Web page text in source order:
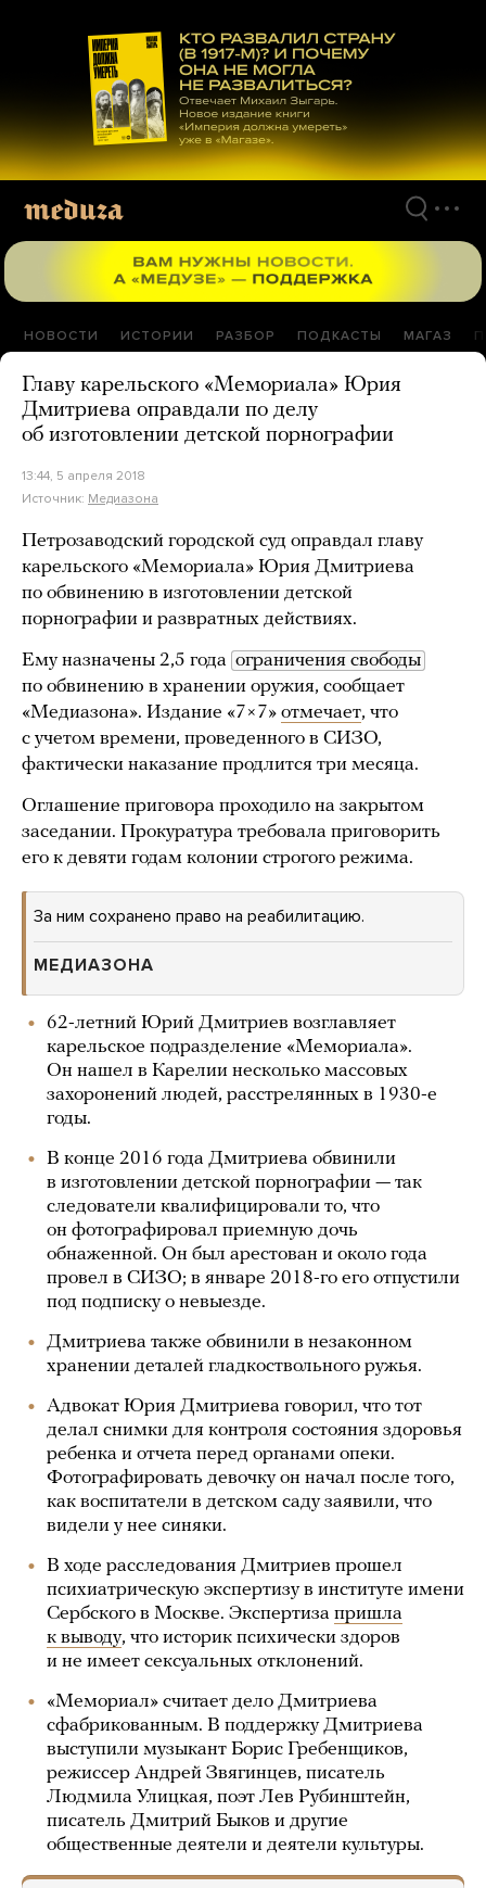
материалам
НОВОСТИ ИСТОРИИ РАЗБОР ПОДКАСТЫ МАГАЗ
Главу карельского «Мемориала» Юрия
Дмитриева оправдали по делу
об изготовлении детской порнографии
13:44, 5 апреля 2018
Источник: Медиазона
Петрозаводский городской суд оправдал главу
карельского «Мемориала» Юрия Дмитриева
по обвинению в изготовлении детской
порнографии и развратных действиях.
Ему назначены 2,5 года ограничения свободы
по обвинению в хранении оружия, сообщает
«Медиазона». Издание «7×7» отмечает, что
с учетом времени, проведенного в СИЗО,
фактически наказание продлится три месяца.
Оглашение приговора проходило на закрытом
заседании. Прокуратура требовала приговорить
его к девяти годам колонии строгого режима.
За ним сохранено право на реабилитацию.
МЕДИАЗОНА
62-летний Юрий Дмитриев возглавляет
карельское подразделение «Мемориала».
Он нашел в Карелии несколько массовых
захоронений людей, расстрелянных в 1930-е
годы.
В конце 2016 года Дмитриева обвинили
в изготовлении детской порнографии — так
следователи квалифицировали то, что
он фотографировал приемную дочь
обнаженной. Он был арестован и около года
провел в СИЗО; в январе 2018-го его отпустили
под подписку о невыезде.
Дмитриева также обвинили в незаконном
хранении деталей гладкоствольного ружья.
Адвокат Юрия Дмитриева говорил, что тот
делал снимки для контроля состояния здоровья
ребенка и отчета перед органами опеки.
Фотографировать девочку он начал после того,
как воспитатели в детском саду заявили, что
видели у нее синяки.
В ходе расследования Дмитриев прошел
психиатрическую экспертизу в институте имени
Сербского в Москве. Экспертиза пришла
к выводу, что историк психически здоров
и не имеет сексуальных отклонений.
«Мемориал» считает дело Дмитриева
сфабрикованным. В поддержку Дмитриева
выступили музыкант Борис Гребенщиков,
режиссер Андрей Звягинцев, писатель
Людмила Улицкая, поэт Лев Рубинштейн,
писатель Дмитрий Быков и другие
общественные деятели и деятели культуры.